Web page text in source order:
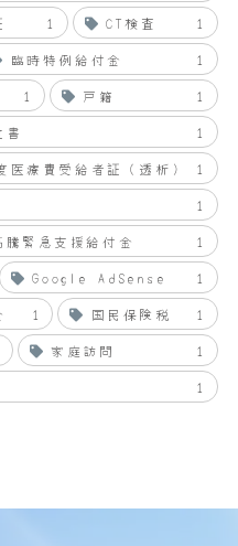
1 CT検査
1
臨時特例給付金
1
1 戸籍
1
1
医療費受給者証（透析）
1
1
緊急支援給付金
1
Google AdSense
1
1 国民保険税
1
家庭訪問
1
1